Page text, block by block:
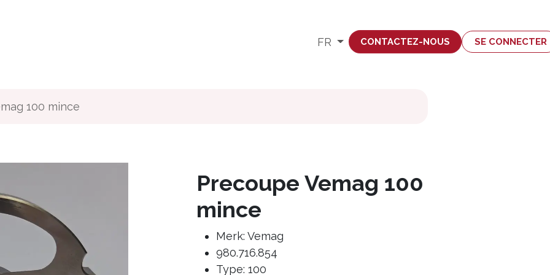
FR CONTACTEZ-NOUS SE CONNECTER
100 mince
Precoupe Vemag 100
mince
Merk: Vemag
980.716.854
Type: 100